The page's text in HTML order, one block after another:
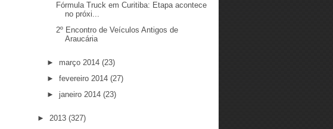
Fórmula Truck em Curitiba: Etapa acontece
no próxi...
2º Encontro de Veículos Antigos de
Araucária
► março 2014 (23)
► fevereiro 2014 (27)
► janeiro 2014 (23)
► 2013 (327)